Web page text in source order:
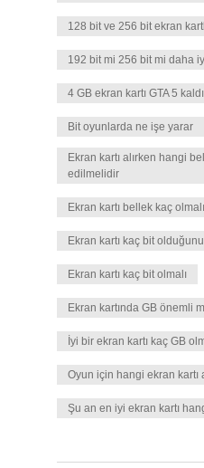
128 bit ve 256 bit ekran
192 bit mi 256 bit mi daha
4 GB ekran kartı GTA 5
Bit oyunlarda ne işe yarar
Ekran kartı alırken hangi
edilmelidir
Ekran kartı bellek kaç olmalı
Ekran kartı kaç bit
Ekran kartı kaç bit olmalı
Ekran kartında GB önemli
İyi bir ekran kartı kaç GB
Oyun için hangi ekran kartı
Şu an en iyi ekran kartı